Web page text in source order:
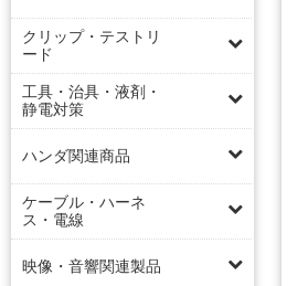
クリップ・テストリ
ード
工具・治具・液剤・
静電対策
ハンダ関連商品
ケーブル・ハーネ
ス・電線
映像・音響関連製品